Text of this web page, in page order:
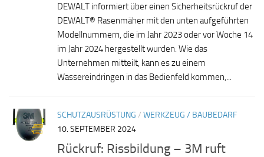
DEWALT informiert über einen Sicherheitsrückruf der
DEWALT® Rasenmäher mit den unten aufgeführten
Modellnummern, die im Jahr 2023 oder vor Woche 14
im Jahr 2024 hergestellt wurden. Wie das
Unternehmen mitteilt, kann es zu einem
Wassereindringen in das Bedienfeld kommen,...
SCHUTZAUSRÜSTUNG / WERKZEUG / BAUBEDARF
10. SEPTEMBER 2024
Rückruf: Rissbildung – 3M ruft